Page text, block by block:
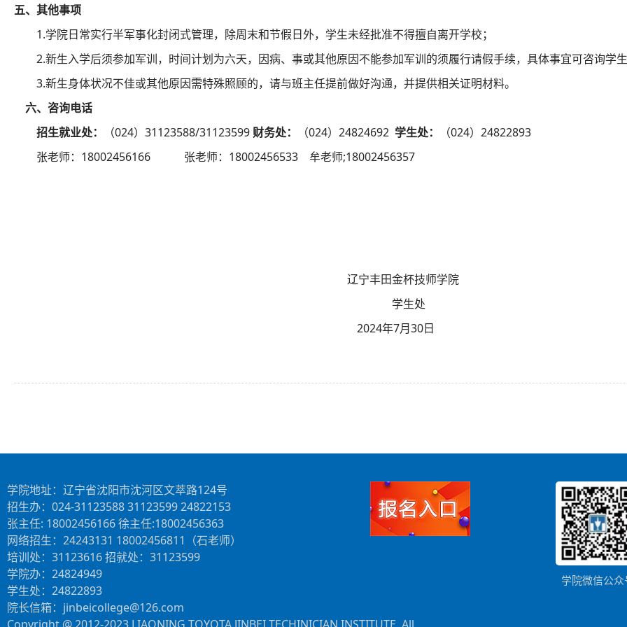
五、其他事项
1.学院日常实行半军事化封闭式管理，除周末和节假日外，学生未经批准不得擅自离开学校；
2.新生入学后须参加军训，时间计划为六天，因病、事或其他原因不能参加军训的须履行请假手续，具体事宜可咨询学
3.新生身体状况不佳或其他原因需特殊照顾的，请与班主任提前做好沟通，并提供相关证明材料。
六、咨询电话
招生就业处：
（024）31123588/31123599 财务处： （024）24824692 学生处： （024）24822893
张老师： 18002456166 张老师： 18002456533 牟老师;18002456357
辽宁丰田金杯技师学院
学生处
2024年7月30日
学院地址：辽宁省沈阳市沈河区文萃路124号
招生办：024-31123588 31123599 24822153
张主任: 18002456166 徐主任:18002456363
网络招生：24243131 18002456811（石老师）
培训处：31123616 招就处：31123599
学院办：24824949
学生处：24822893
院长信箱：jinbeicollege@126.com
学院微信公众